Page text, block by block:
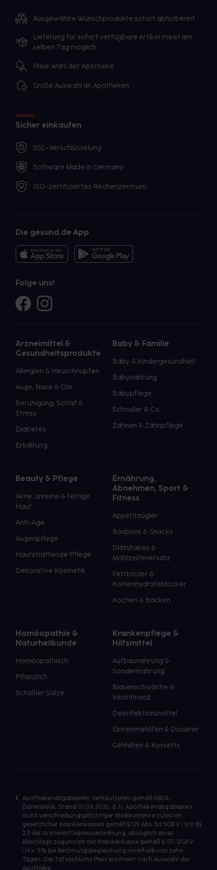
Ausgewählte Wunschprodukte sofort abholbereit
Lieferung für sofort verfügbare Artikel meist am
selben Tag möglich
Freie Wahl der Apotheke
Große Auswahl an Apotheken
Sicher einkaufen
SSL-Verschlüsselung
Software Made in Germany
ISO-zertifiziertes Rechenzentrum
Die gesund.de App
Folge uns!
Arzneimittel &
Gesundheitsprodukte
Allergien & Heuschnupfen
Auge, Nase & Ohr
Beruhigung, Schlaf &
Stress
Diabetes
Erkältung
Baby & Familie
Baby & Kindergesundheit
Babynahrung
Babypflege
Schnuller & Co.
Zahnen & Zahnpflege
Beauty & Pflege
Akne, unreine & fettige
Haut
Anti-Age
Augenpflege
Hautstraffende Pflege
Dekorative Kosmetik
Ernährung,
Abnehmen, Sport &
Fitness
Appetitzügler
Bonbons & Snacks
Diätshakes &
Mahlzeitenersatz
Fettbinder &
Kohlenhydrateblocker
Kochen & Backen
Homöopathie &
Naturheilkunde
Homöopathisch
Pflanzlich
Schüßler Salze
Krankenpflege &
Hilfsmittel
Aufbaunahrung &
Sondennahrung
Blasenschwäche &
Inkontinenz
Desinfektionsmittel
Einnehmehilfen & Dosierer
Gehhilfen & Korsetts
1
Apothekenabgabepreis: Verkaufspreis gemäß ABDA-
Datenbank, Stand 01.08.2026, d. h. Apothekenabgabepreis
nicht verschreibungspflichtiger Medikamente zulasten
gesetzlicher Krankenkassen gemäß § 129 Abs. 5a SGB V i.V.m §§
2,3 der Arzneimittelpreisverordnung, abzüglich eines
Abschlags zugunsten der Krankenkasse gemäß § 130 SGB V
i.H.v. 5% bei Rechnungsbegleichung innerhalb von zehn
Tagen. Der tatsächliche Preis erscheint nach Auswahl der
Apotheke.